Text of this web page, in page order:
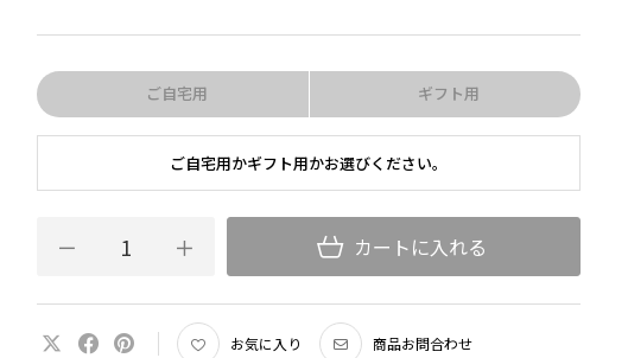
「飲み物の個性がグラス形状を決定する」というリーデル家の理念を反映し、＜ソム
リエ＞に次ぐ豊富なバリエーションが揃った＜ヴィノム＞は、世界の傑作ワインを日
常的に楽しんでいただくためのマシンメイドグラスとして、不動の地位を築いていま
ご自宅用 ギフト用
ご自宅用かギフト用かお選びください。
カートに入れる
お気に入り 商品お問合わせ